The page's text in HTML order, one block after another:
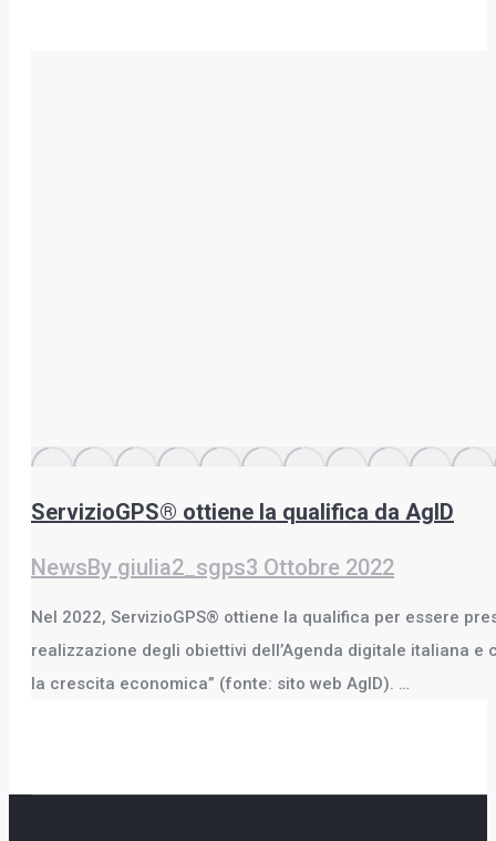
ServizioGPS® ottiene la qualifica da AgID
NewsBy giulia2_sgps3 Ottobre 2022
Nel 2022, ServizioGPS® ottiene la qualifica per essere
realizzazione degli obiettivi dell’Agenda digitale italiana
la crescita economica” (fonte: sito web AgID). …